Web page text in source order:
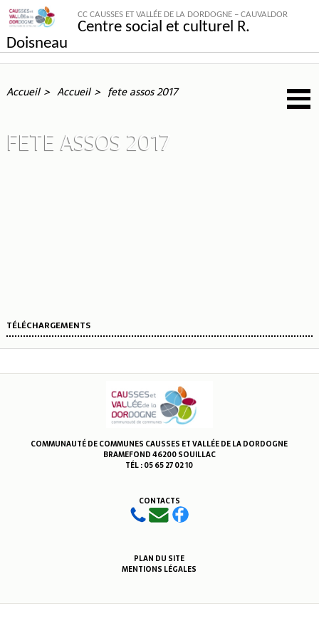
CC CAUSSES ET VALLÉE DE LA DORDOGNE – CAUVALDOR
Centre social et culturel R.
Doisneau
Accueil Accueil fete assos 2017
FETE ASSOS 2017
TÉLÉCHARGEMENTS
COMMUNAUTÉ DE COMMUNES CAUSSES ET VALLÉE DE LA DORDOGNE
BRAMEFOND 46200 SOUILLAC
TÉL : 05 65 27 02 10
CONTACTS
PLAN DU SITE
MENTIONS LÉGALES